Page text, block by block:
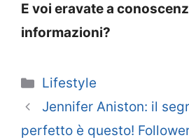
E voi eravate a
informazioni?
Categorie
Lifestyle
Jennifer Aniston: il
perfetto è questo!